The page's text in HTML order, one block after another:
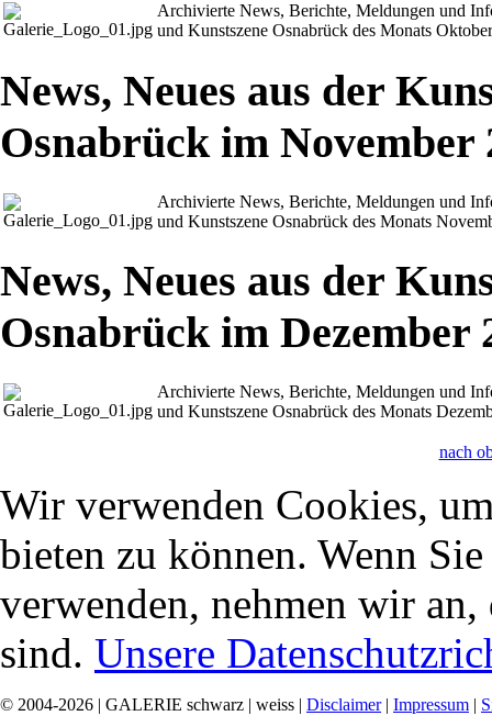
Archivierte News, Berichte, Meldungen und
und Kunstszene Osnabrück des Monats
News, Neues aus der
Osnabrück im November
Archivierte News, Berichte, Meldungen und
und Kunstszene Osnabrück des Monats
News, Neues aus der
Osnabrück im Dezember
Archivierte News, Berichte, Meldungen und
und Kunstszene Osnabrück des Monats
nach
Wir verwenden Cookies,
bieten zu können. Wenn
verwenden, nehmen wir
sind. Unsere
© 2004-2026 | GALERIE schwarz | weiss | Disclaimer| Impressum |